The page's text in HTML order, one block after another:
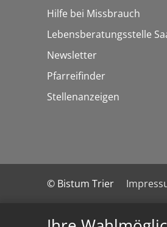
Hilfe bei Missbrauch
Lebensberatungsstelle
Newsletter
Pfarreifinder
Stellenanzeigen
© Bistum Trier